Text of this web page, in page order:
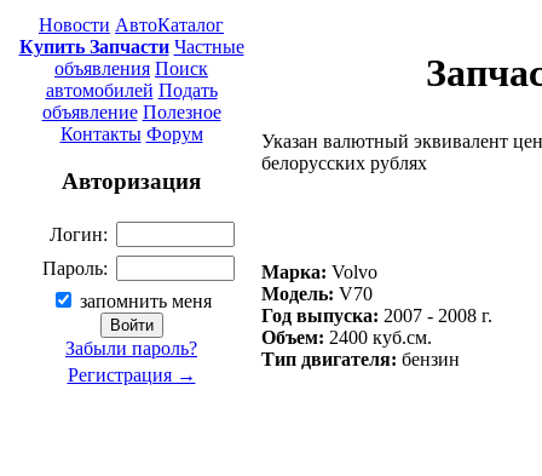
Новости АвтоКаталог
Купить Запчасти Частные
объявления Поиск
автомобилей Подать
объявление Полезное
Контакты Форум
Авторизация
Логин:
Пароль:
запомнить меня
Забыли пароль?
Регистрация →
Указан валютный эквивалент
белорусских рублях
Марка: Volvo
Модель: V70
Год выпуска: 2007 - 2008 г.
Объем: 2400 куб.см.
Тип двигателя: бензин